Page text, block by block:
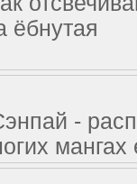
ёбнутая
-
мангах